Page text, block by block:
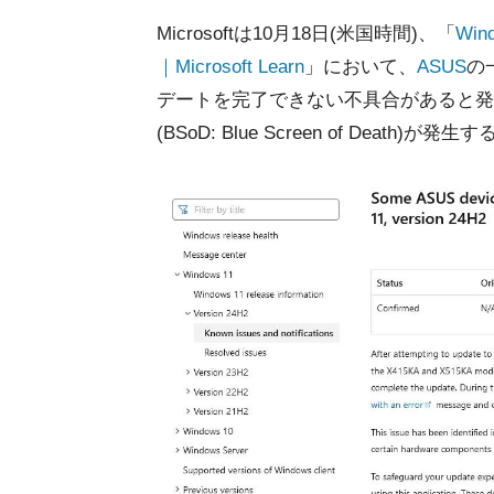
Microsoftは10月18日(米国時間)、「
｜Microsoft Learn 」において、 ASUSの
デートを完了できない不具合があると
(BSoD: Blue Screen of Death)が発生す